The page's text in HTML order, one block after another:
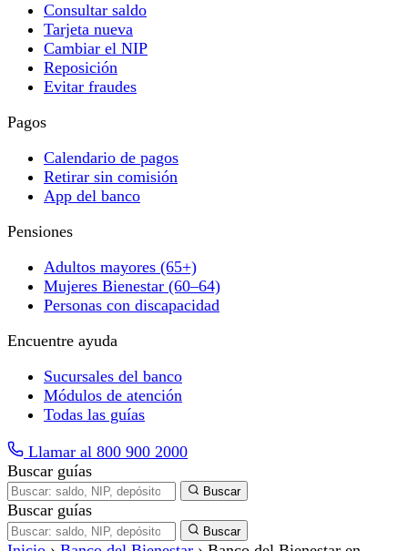
Consultar saldo
Tarjeta nueva
Cambiar el NIP
Reposición
Evitar fraudes
Pagos
Calendario de pagos
Retirar sin comisión
App del banco
Pensiones
Adultos mayores (65+)
Mujeres Bienestar (60–64)
Personas con discapacidad
Encuentre ayuda
Sucursales del banco
Módulos de atención
Todas las guías
Llamar al 800 900 2000
Buscar guías
Buscar
Buscar guías
Buscar